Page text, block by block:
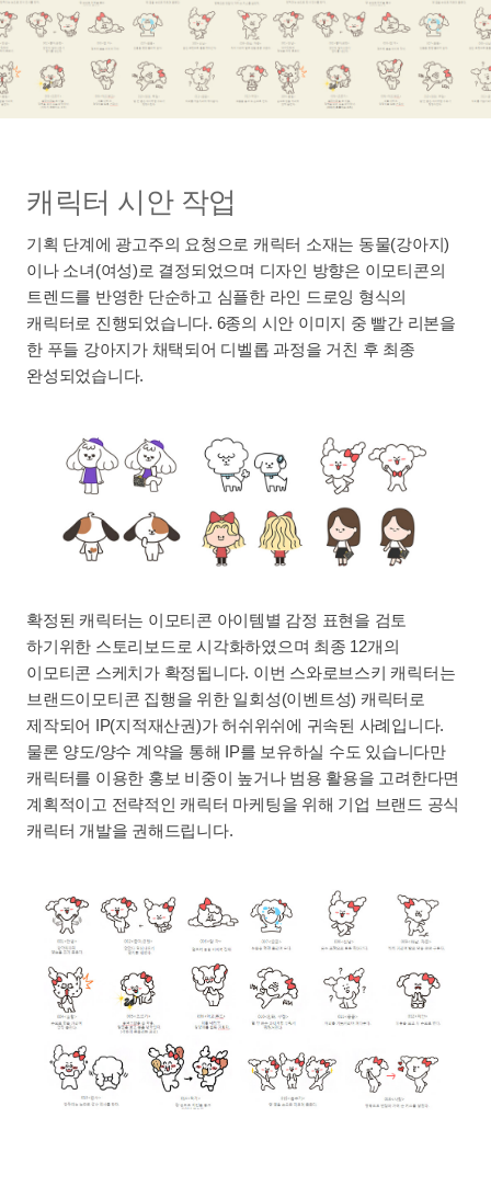
캐릭터 시안 작업
기획 단계에 광고주의 요청으로 캐릭터 소재는 동물(강아지)
이나 소녀(여성)로 결정되었으며 디자인 방향은 이모티콘의
트렌드를 반영한 단순하고 심플한 라인 드로잉 형식의
캐릭터로 진행되었습니다. 6종의 시안 이미지 중 빨간 리본을
한 푸들 강아지가 채택되어 디벨롭 과정을 거친 후 최종
완성되었습니다.
확정된 캐릭터는 이모티콘 아이템별 감정 표현을 검토
하기위한 스토리보드로 시각화하였으며 최종 12개의
이모티콘 스케치가 확정됩니다. 이번 스와로브스키 캐릭터는
브랜드이모티콘 집행을 위한 일회성(이벤트성) 캐릭터로
제작되어 IP(지적재산권)가 허쉬위쉬에 귀속된 사례입니다.
물론 양도/양수 계약을 통해 IP를 보유하실 수도 있습니다만
캐릭터를 이용한 홍보 비중이 높거나 범용 활용을 고려한다면
계획적이고 전략적인 캐릭터 마케팅을 위해 기업 브랜드 공식
캐릭터 개발을 권해드립니다.